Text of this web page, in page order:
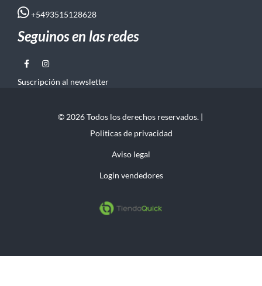
+5493515128628
Seguinos en las redes
Suscripción al newsletter
© 2026 Todos los derechos reservados. |
Politicas de privacidad
Aviso legal
Login vendedores